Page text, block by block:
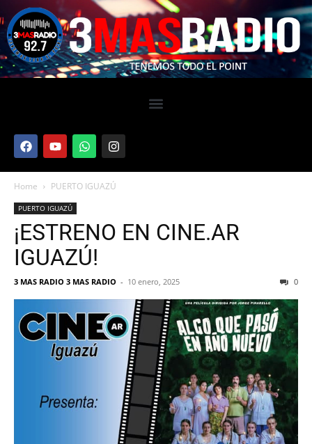
Home PUERTO IGUAZÚ
PUERTO IGUAZÚ
¡ESTRENO EN CINE.AR
IGUAZÚ!
3 MAS RADIO 3 MAS RADIO - 10 enero, 2025 0